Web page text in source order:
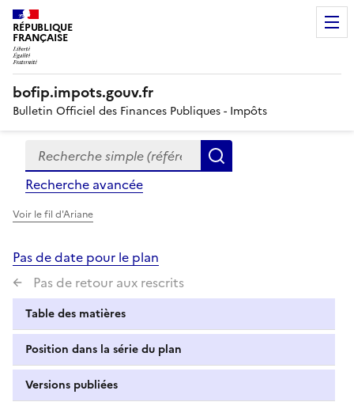
RÉPUBLIQUE
FRANÇAISE
bofip.impots.gouv.fr
Bulletin Officiel des Finances Publiques - Impôts
Formulaire
de
recherche
Recherche simple (références, mots clés, partie du
Recherche avancée
Voir le fil d'Ariane
Pas de date pour le plan
Pas de retour aux rescrits
Table des matières
Position dans la série du plan
Versions publiées